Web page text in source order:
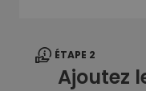
ÉTAPE 2
Ajoutez